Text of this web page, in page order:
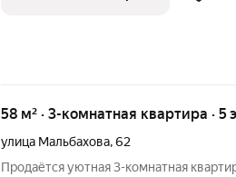
58 м² · 3-комнатная квартира · 5
улица Мальбахова,62
Продаётся уютная 3-комнатная